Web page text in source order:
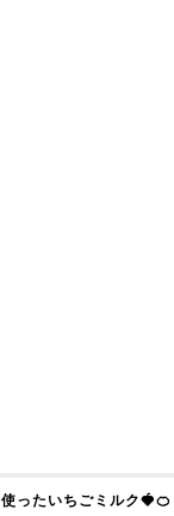
ったいちごミルク🍓🍊